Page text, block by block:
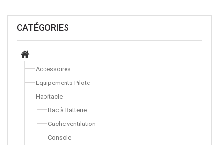
CATÉGORIES
Accessoires
Equipements Pilote
Habitacle
Bac à Batterie
Cache ventilation
Console